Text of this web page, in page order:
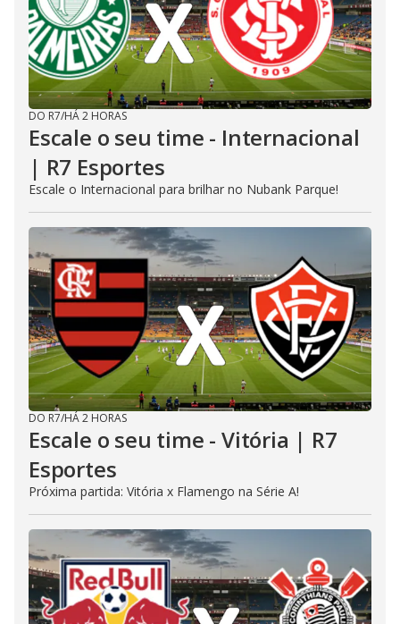
DO R7/HÁ 2 HORAS
Escale o seu time - Internacional
| R7 Esportes
Escale o Internacional para brilhar no Nubank Parque!
DO R7/HÁ 2 HORAS
Escale o seu time - Vitória | R7
Esportes
Próxima partida: Vitória x Flamengo na Série A!